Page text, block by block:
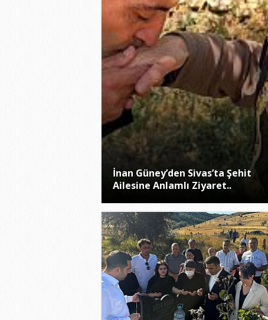
İnan Güney’den Sivas’ta Şehit
Ailesine Anlamlı Ziyaret..